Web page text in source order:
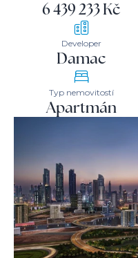
6 439 233 Kč
Developer
Damac
Typ nemovitostí
Apartmán